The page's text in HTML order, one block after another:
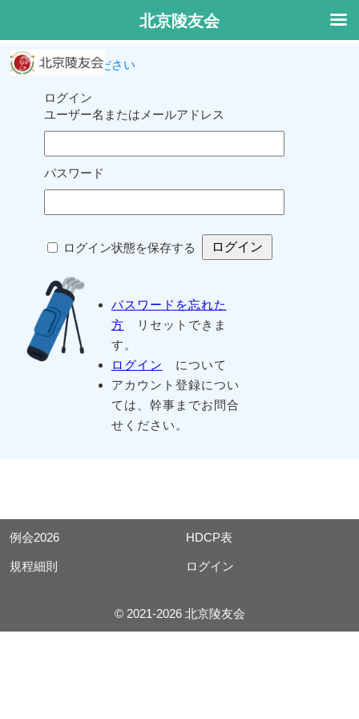
ログインしてください
ログイン
ユーザー名またはメールアドレス
パスワード
ログイン状態を保存する
パスワードを忘れた
方 リセットできま
す。
ログイン
について
アカウント登録につい
ては、幹事までお問合
せください。
例会2026 HDCP表
規程細則 ログイン
© 2021-2026 北京陵友会
北京陵友会